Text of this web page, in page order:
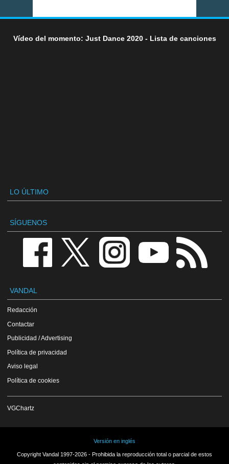
Vídeo del momento: Just Dance 2020 - Lista de canciones
LO ÚLTIMO
SÍGUENOS
VANDAL
Redacción
Contactar
Publicidad / Advertising
Política de privacidad
Aviso legal
Política de cookies
VGChartz
Versión en inglés
Copyright Vandal 1997-2026 - Prohibida la reproducción total o parcial de estos